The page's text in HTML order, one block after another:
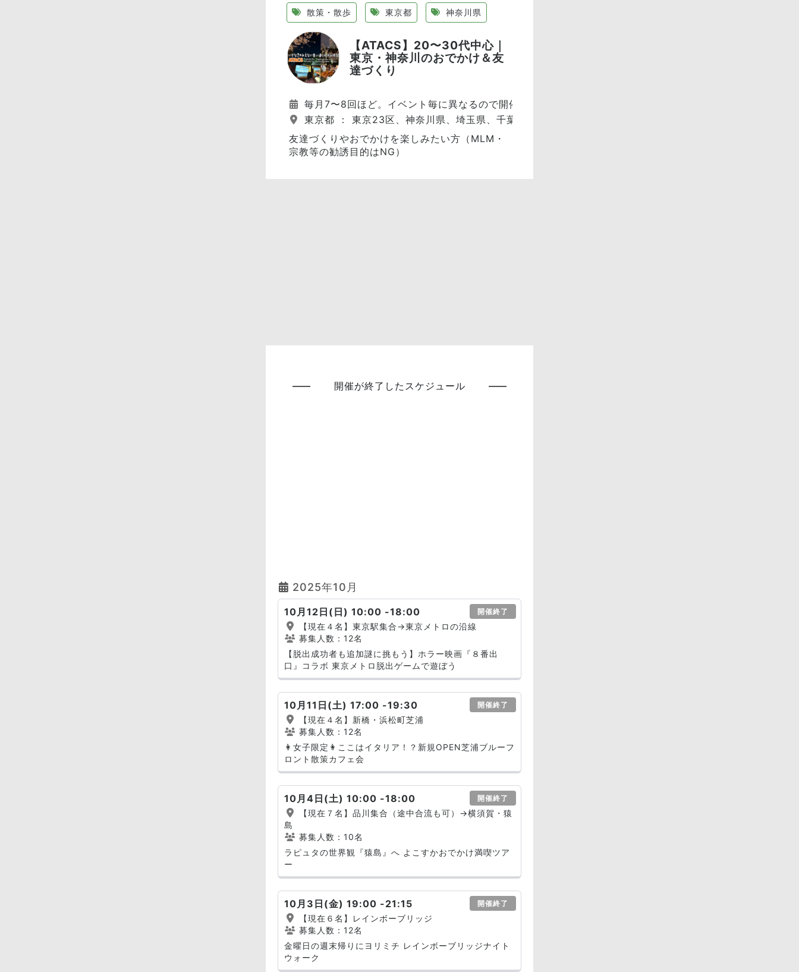
散策・散歩 東京都 神奈川県
【ATACS】20〜30代中心｜
東京・神奈川のおでかけ＆友
達づくり
毎月7〜8回ほど。イベント毎に異なるので開催日程をご覧ください
東京都 ： 東京23区、神奈川県、埼玉県、千葉県
友達づくりやおでかけを楽しみたい方（MLM・
宗教等の勧誘目的はNG）
開催が終了したスケジュール
2025年10月
10月12日(日) 10:00 -18:00 開催終了
【現在４名】東京駅集合→東京メトロの沿線
募集人数：12名
【脱出成功者も追加謎に挑もう】ホラー映画『８番出
口』コラボ 東京メトロ脱出ゲームで遊ぼう
10月11日(土) 17:00 -19:30 開催終了
【現在４名】新橋・浜松町芝浦
募集人数：12名
👩女子限定👩ここはイタリア！？新規OPEN芝浦ブルーフ
ロント散策カフェ会
10月4日(土) 10:00 -18:00 開催終了
【現在７名】品川集合（途中合流も可）→横須賀・猿
島
募集人数：10名
ラピュタの世界観『猿島』へ よこすかおでかけ満喫ツア
ー
10月3日(金) 19:00 -21:15 開催終了
【現在６名】レインボーブリッジ
募集人数：12名
金曜日の週末帰りにヨリミチ レインボーブリッジナイト
ウォーク